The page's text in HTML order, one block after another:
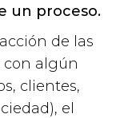
un proceso.
de las
con algún
clientes,
el